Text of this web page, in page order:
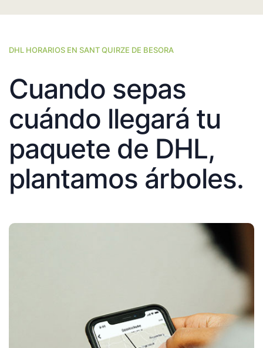
DHL HORARIOS EN SANT QUIRZE DE BESORA
Cuando sepas
cuándo llegará tu
paquete de DHL,
plantamos árboles.